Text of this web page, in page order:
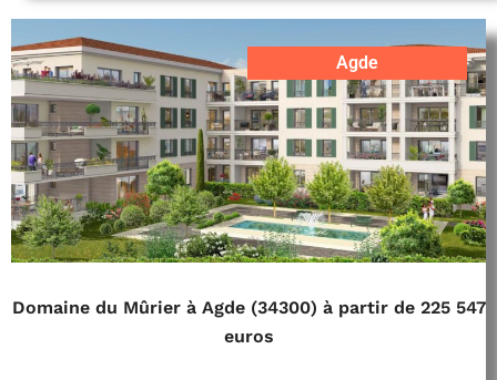
Agde
Domaine du Mûrier à Agde (34300) à partir de 225 547
euros